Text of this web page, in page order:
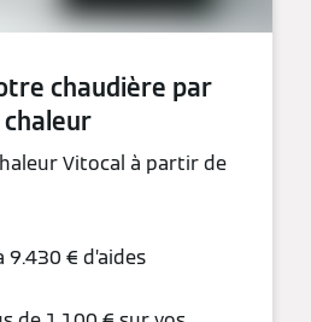
chaudière par
Vitocal à partir de
9.430 € d’aides